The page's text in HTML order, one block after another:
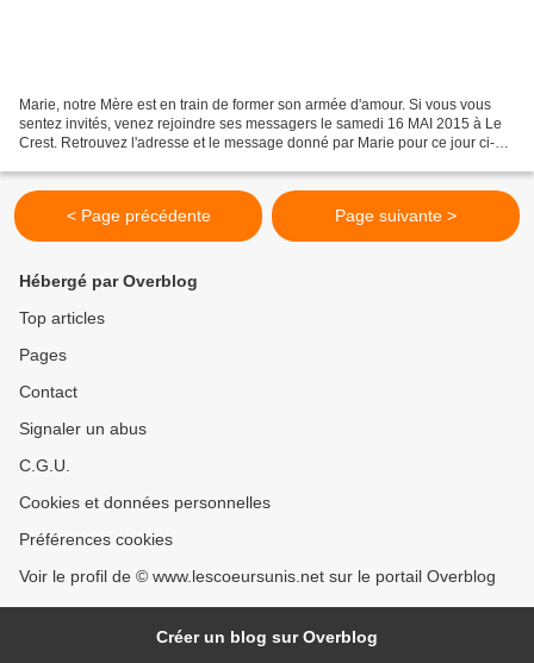
Marie, notre Mère est en train de former son armée d'amour. Si vous vous
sentez invités, venez rejoindre ses messagers le samedi 16 MAI 2015 à Le
Crest. Retrouvez l'adresse et le message donné par Marie pour ce jour ci-
< Page précédente Page suivante >
Hébergé par Overblog
Top articles
Pages
Contact
Signaler un abus
C.G.U.
Cookies et données personnelles
Préférences cookies
Voir le profil de © www.lescoeursunis.net sur le portail Overblog
Créer un blog sur Overblog